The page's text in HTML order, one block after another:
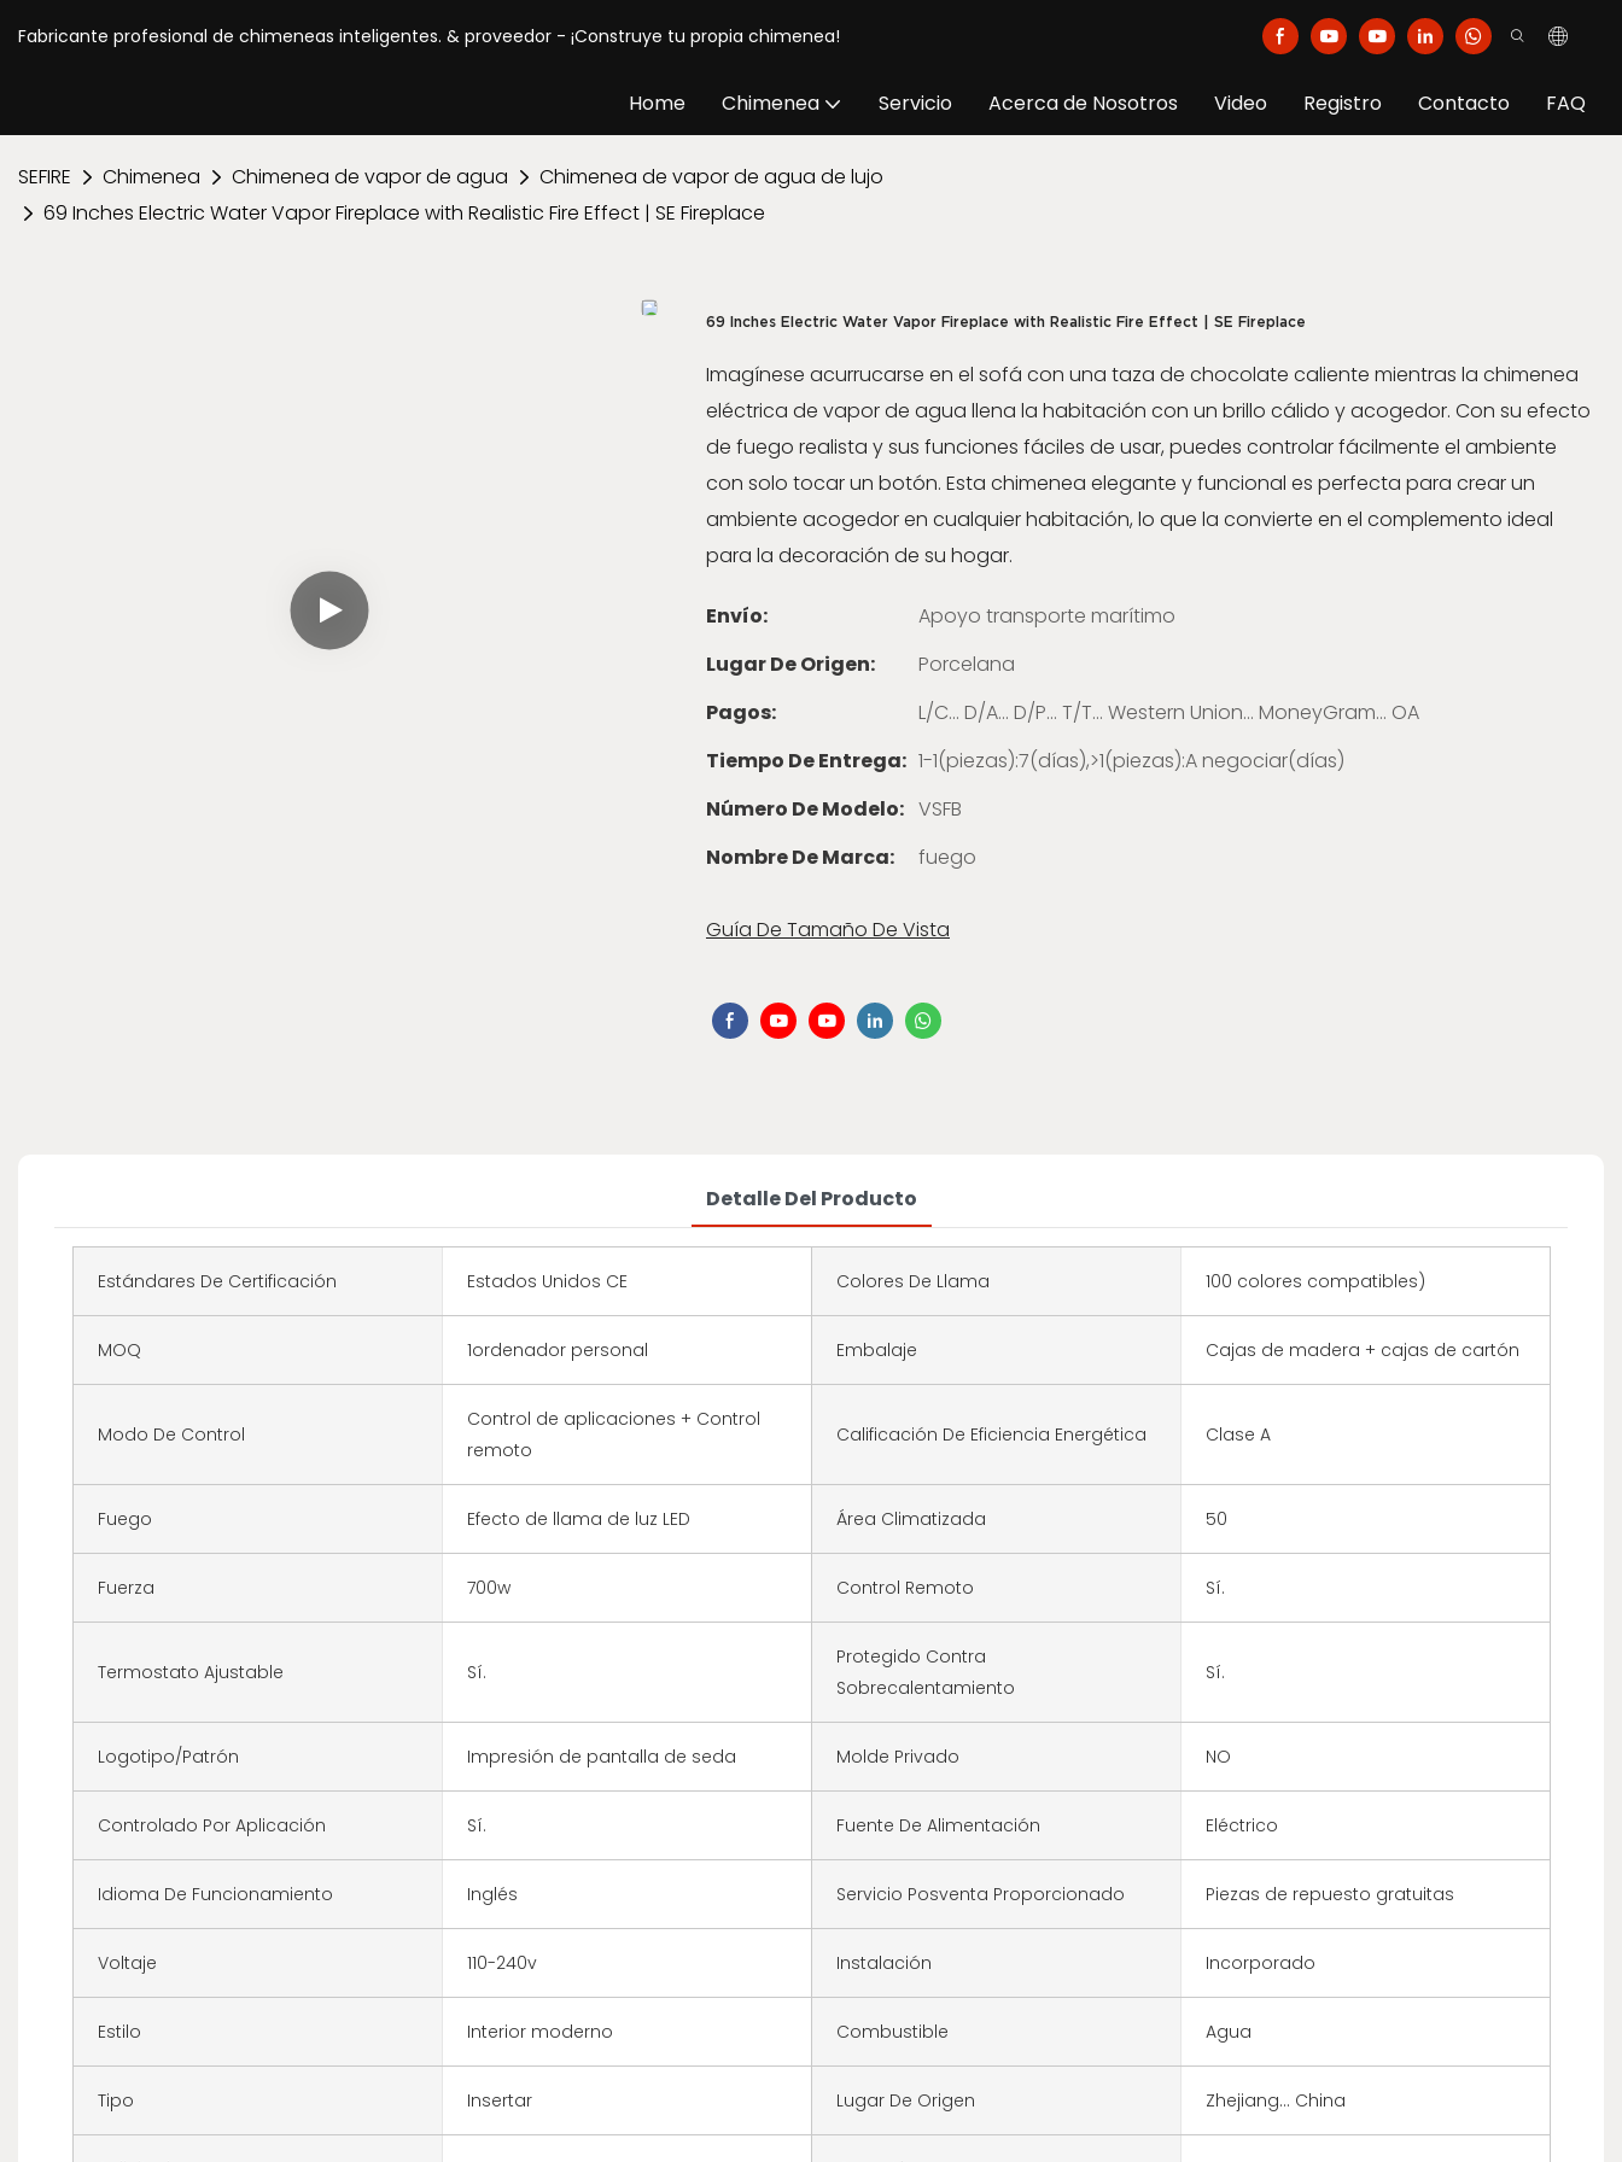
Fabricante profesional de chimeneas inteligentes. & proveedor - ¡Construye tu propia chimenea!
Home Chimenea Servicio Acerca de Nosotros Video Registro Contacto FAQ
SEFIRE Chimenea Chimenea de vapor de agua
Chimenea de vapor de agua de lujo
69 Inches Electric Water Vapor Fireplace with Realistic Fire Effect | SE Fireplace
69 Inches Electric Water Vapor Fireplace with Realistic Fire Effect | SE Fireplace
Imagínese acurrucarse en el sofá con una taza de chocolate caliente mientras la chimenea
eléctrica de vapor de agua llena la habitación con un brillo cálido y acogedor. Con su efecto
de fuego realista y sus funciones fáciles de usar, puedes controlar fácilmente el ambiente
con solo tocar un botón. Esta chimenea elegante y funcional es perfecta para crear un
ambiente acogedor en cualquier habitación, lo que la convierte en el complemento ideal
para la decoración de su hogar.
Envío:
Apoyo transporte marítimo
Lugar De Origen:
Porcelana
Pagos:
L/C... D/A... D/P... T/T... Western Union... MoneyGram... OA
Tiempo De Entrega: 1-1(piezas):7(días),>1(piezas):A negociar(días)
Número De Modelo: VSFB
Nombre De Marca:
fuego
Guía De Tamaño De Vista
Detalle Del Producto
Estándares De Certificación Estados Unidos CE Colores De Llama 100 colores compatibles)
MOQ 1ordenador personal Embalaje Cajas de madera + cajas de cartón
Modo De Control
Control de aplicaciones + Control
remoto
Calificación De Eficiencia Energética Clase A
Fuego Efecto de llama de luz LED Área Climatizada 50
Fuerza 700w Control Remoto Sí.
Termostato Ajustable Sí.
Protegido Contra
Sobrecalentamiento
Sí.
Logotipo/patrón Impresión de pantalla de seda Molde Privado NO
Controlado Por Aplicación Sí. Fuente De Alimentación Eléctrico
Idioma De Funcionamiento Inglés Servicio Posventa Proporcionado Piezas de repuesto gratuitas
Voltaje 110-240v Instalación Incorporado
Estilo Interior moderno Combustible Agua
Tipo Insertar Lugar De Origen Zhejiang... China